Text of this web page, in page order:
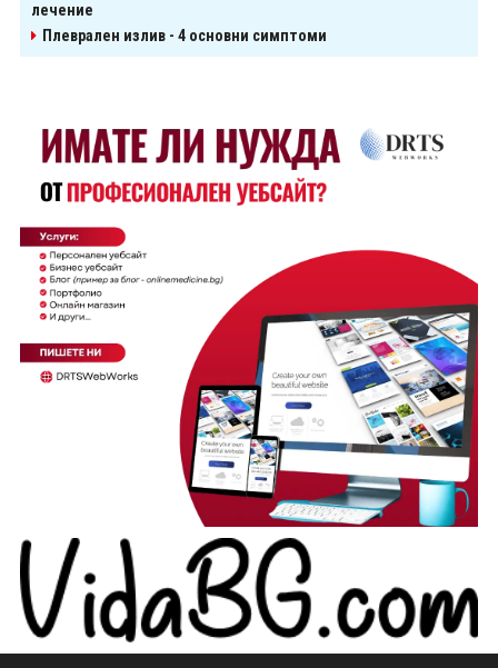
лечение
Плеврален излив - 4 основни симптоми